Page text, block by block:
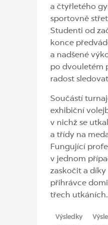
a čtyřletého
sportovně
Studenti od
konce
a nadšené
po dvouletém
radost
Součástí
exhibiční
v nichž se
a třídy na
Fungující
v jednom
zaskočit a díky
přihrávce
třech utkáních.
Výsledky